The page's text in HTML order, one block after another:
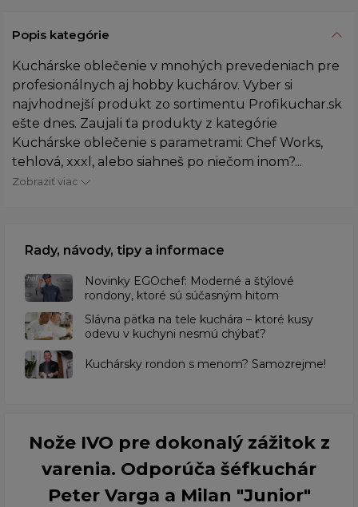
Popis kategórie
Kuchárske oblečenie v mnohých prevedeniach pre
profesionálnych aj hobby kuchárov. Vyber si
najvhodnejší produkt zo sortimentu Profikuchar.sk
ešte dnes. Zaujali ťa produkty z kategórie
Kuchárske oblečenie s parametrami: Chef Works,
tehlová, xxxl, alebo siahneš po niečom inom?...
Zobraziť viac
Rady, návody, tipy a informace
Novinky EGOchef: Moderné a štýlové
rondony, ktoré sú súčasným hitom
Slávna päťka na tele kuchára – ktoré kusy
odevu v kuchyni nesmú chýbať?
Kuchársky rondon s menom? Samozrejme!
Nože IVO pre dokonalý zážitok z
varenia. Odporúča šéfkuchár
Peter Varga a Milan "Junior"